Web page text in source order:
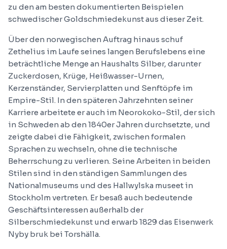
zu den am besten dokumentierten Beispielen
schwedischer Goldschmiedekunst aus dieser Zeit.
Über den norwegischen Auftrag hinaus schuf
Zethelius im Laufe seines langen Berufslebens eine
beträchtliche Menge an Haushalts Silber, darunter
Zuckerdosen, Krüge, Heißwasser-Urnen,
Kerzenständer, Servierplatten und Senftöpfe im
Empire-Stil. In den späteren Jahrzehnten seiner
Karriere arbeitete er auch im Neorokoko-Stil, der sich
in Schweden ab den 1840er Jahren durchsetzte, und
zeigte dabei die Fähigkeit, zwischen formalen
Sprachen zu wechseln, ohne die technische
Beherrschung zu verlieren. Seine Arbeiten in beiden
Stilen sind in den ständigen Sammlungen des
Nationalmuseums und des Hallwylska museet in
Stockholm vertreten. Er besaß auch bedeutende
Geschäftsinteressen außerhalb der
Silberschmiedekunst und erwarb 1829 das Eisenwerk
Nyby bruk bei Torshälla.